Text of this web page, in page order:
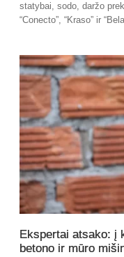
statybai, sodo, daržo
“Conecto”, “Kraso” ir
Ekspertai atsako: į
betono ir mūro